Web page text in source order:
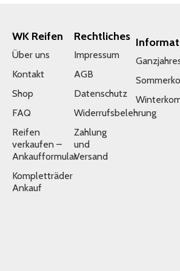
WK Reifen
Über uns
Kontakt
Shop
FAQ
Reifen
verkaufen –
Ankaufformular
Kompletträder
Ankauf
Rechtliches
Impressum
AGB
Datenschutz
Widerrufsbelehrung
Zahlung
und
Versand